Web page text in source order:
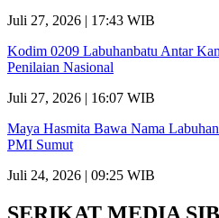
Juli 27, 2026 | 17:43 WIB
Kodim 0209 Labuhanbatu Antar
Penilaian Nasional
Juli 27, 2026 | 16:07 WIB
Maya Hasmita Bawa Nama
PMI Sumut
Juli 24, 2026 | 09:25 WIB